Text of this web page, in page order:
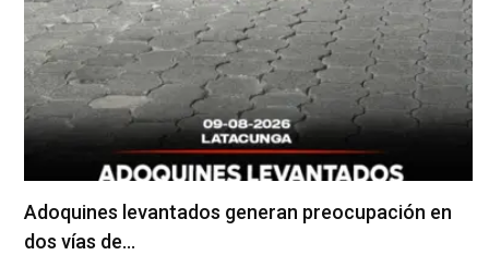
Adoquines levantados generan preocupación en
dos vías de…